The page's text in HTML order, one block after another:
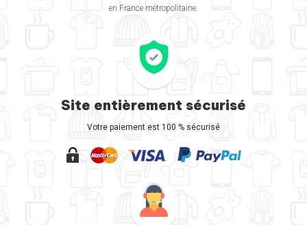
en France métropolitaine.
Site entièrement sécurisé
Votre paiement est 100 % sécurisé